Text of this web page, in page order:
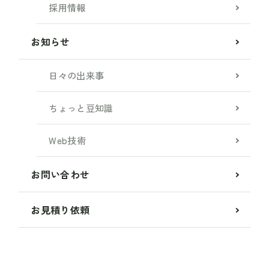
採用情報
お知らせ
日々の出来事
ちょっと豆知識
Web技術
お問い合わせ
お見積り依頼